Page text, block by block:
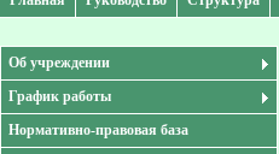
Об учреждении
График работы
Нормативно-правовая база